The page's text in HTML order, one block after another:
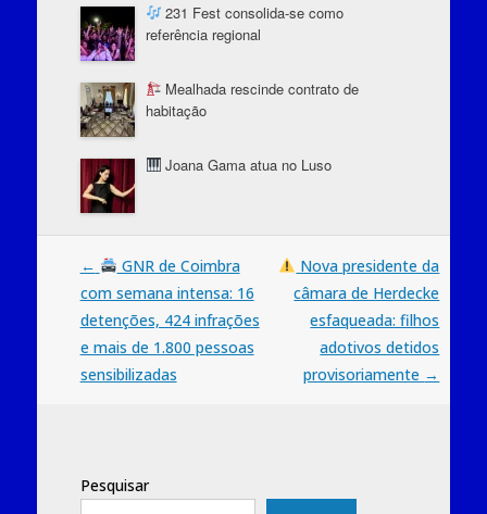
231 Fest consolida-se como
referência regional
Mealhada rescinde contrato de
habitação
Joana Gama atua no Luso
Post
navigation
←
GNR de Coimbra
com semana intensa: 16
detenções, 424 infrações
e mais de 1.800 pessoas
sensibilizadas
Nova presidente da
câmara de Herdecke
esfaqueada: filhos
adotivos detidos
provisoriamente →
Pesquisar